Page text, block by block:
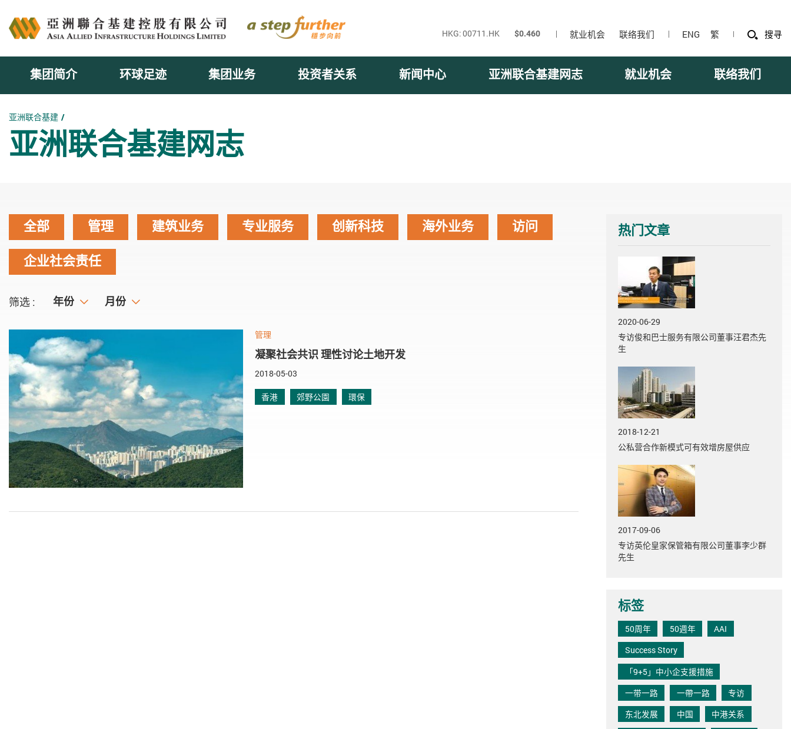
就业机会 联络我们 ENG 繁 搜寻
集团简介 环球足迹 集团业务 投资者关系 新闻中心 亚洲联合基建网志 就业机会 联络我们
亚洲联合基建
亚洲联合基建网志
全部 管理 建筑业务 专业服务 创新科技 海外业务
访问
企业社会责任
筛选 : 年份
年份 月份
月份
管理
凝聚社会共识 理性讨论土地开发
2018-05-03
香港 郊野公園 環保
热门文章
2020-06-29
专访俊和巴士服务有限公司董事汪君杰先
生
2018-12-21
公私营合作新模式可有效增房屋供应
2017-09-06
专访英伦皇家保管箱有限公司董事李少群
先生
标签
50周年 50週年
AAI
Success Story
「9+5」中小企支援措施
一带一路
一帶一路
专访
东北发展
中国
中港关系